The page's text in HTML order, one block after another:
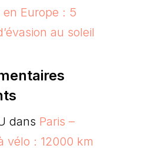
Europe : 5
au soleil
dans Paris –
vélo : 12000 km